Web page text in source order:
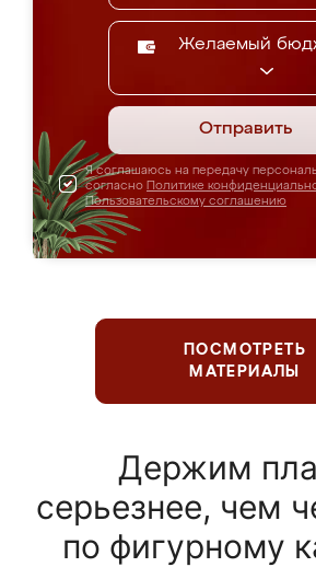
Желаемый
Отправить
Я соглашаюсь на передачу
согласно Политике
Пользовательскому соглашению
ПОСМОТРЕТЬ
МАТЕРИАЛЫ
Держим
серьезнее, чем
по фигурному